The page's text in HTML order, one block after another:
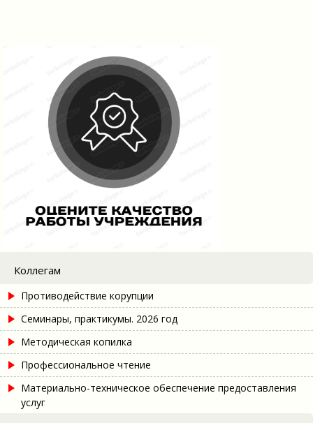
Коллегам
Противодействие корупции
Семинары, практикумы. 2026 год
Методическая копилка
Профессиональное чтение
Материально-техническое обеспечение предоставления
услуг